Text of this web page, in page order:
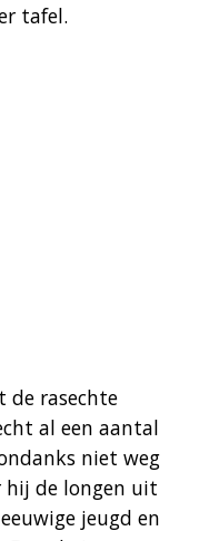
tafel.
de rasechte
al een aantal
niet weg
hij de longen uit
jeugd en